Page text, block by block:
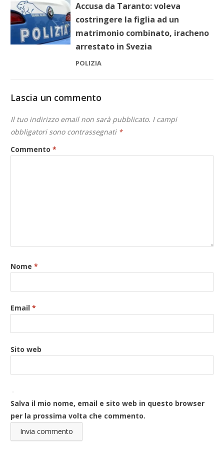
Accusa da Taranto: voleva
costringere la figlia ad un
matrimonio combinato, iracheno
arrestato in Svezia
POLIZIA
Lascia un commento
Il tuo indirizzo email non sarà pubblicato. I campi
obbligatori sono contrassegnati *
Commento*
Nome*
Email*
Sito web
Salva il mio nome, email e sito web in questo browser
per la prossima volta che commento.